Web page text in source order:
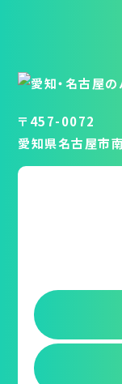
〒457-0072
愛知県名古屋市